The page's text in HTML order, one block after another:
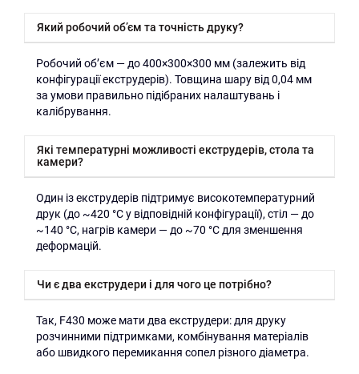
Який робочий об’єм та точність друку?
Робочий об’єм — до 400×300×300 мм (залежить від
конфігурації екструдерів). Товщина шару від 0,04 мм
за умови правильно підібраних налаштувань і
калібрування.
Які температурні можливості екструдерів, стола та
камери?
Один із екструдерів підтримує високотемпературний
друк (до ~420 °C у відповідній конфігурації), стіл — до
~140 °C, нагрів камери — до ~70 °C для зменшення
деформацій.
Чи є два екструдери і для чого це потрібно?
Так, F430 може мати два екструдери: для друку
розчинними підтримками, комбінування матеріалів
або швидкого перемикання сопел різного діаметра.